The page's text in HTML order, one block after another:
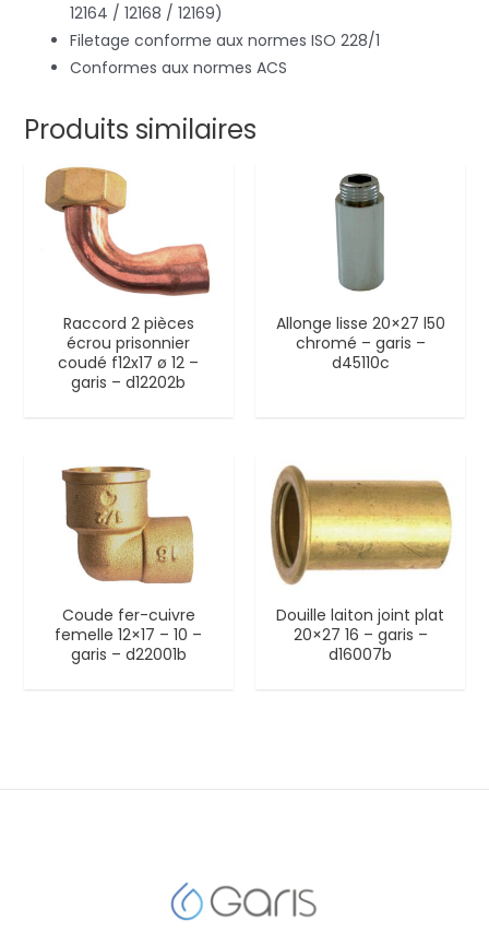
12164 / 12168 / 12169)
Filetage conforme aux normes ISO 228/1
Conformes aux normes ACS
Produits similaires
Raccord 2 pièces
écrou prisonnier
coudé f12x17 ø 12 –
garis – d12202b
Allonge lisse 20×27 l50
chromé – garis –
d45110c
Coude fer-cuivre
femelle 12×17 – 10 –
garis – d22001b
Douille laiton joint plat
20×27 16 – garis –
d16007b